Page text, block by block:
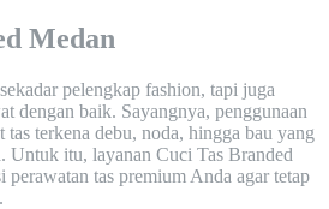
Medan
pelengkap fashion, tapi juga
dengan baik. Sayangnya, penggunaan
tas terkena debu, noda, hingga bau yang
Untuk itu, layanan Cuci Tas Branded
perawatan tas premium Anda agar tetap